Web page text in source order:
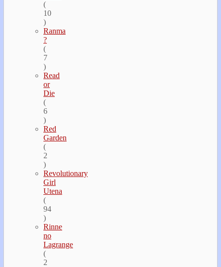
(
10
)
Ranma
?
(
7
)
Read
or
Die
(
6
)
Red
Garden
(
2
)
Revolutionary
Girl
Utena
(
94
)
Rinne
no
Lagrange
(
2